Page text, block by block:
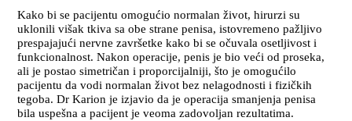
Kako bi se pacijentu omogućio normalan život, hirurzi su
uklonili višak tkiva sa obe strane penisa, istovremeno pažljivo
prespajajući nervne završetke kako bi se očuvala osetljivost i
funkcionalnost. Nakon operacije, penis je bio veći od proseka,
ali je postao simetričan i proporcijalniji, što je omogućilo
pacijentu da vodi normalan život bez nelagodnosti i fizičkih
tegoba. Dr Karion je izjavio da je operacija smanjenja penisa
bila uspešna a pacijent je veoma zadovoljan rezultatima.